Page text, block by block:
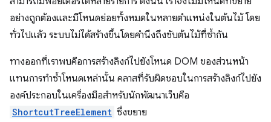
อย่างถูกต้องและมีโหนดย่อยทั้งหมดในหลายตำแหน่งในต้นไม้ โดย
ทั่วไปแล้ว ระบบไม่ได้สร้างขึ้นโดยคำนึงถึงซับต้นไม้ที่ซ้ำกัน
ทางออกที่เราพบคือการสร้างลิงก์ไปยังโหนด DOM ของส่วนหน้า
แทนการทำซ้ำโหนดเหล่านั้น คลาสที่รับผิดชอบในการสร้างลิงก์ไปยัง
องค์ประกอบในเครื่องมือสำหรับนักพัฒนาเว็บคือ
ShortcutTreeElement ซึ่งขยาย